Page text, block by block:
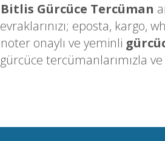
Bitlis Gürcüce Tercüman
evraklarınızı; eposta, kargo,
noter onaylı ve yeminli
gürcüce tercümanlarımızla